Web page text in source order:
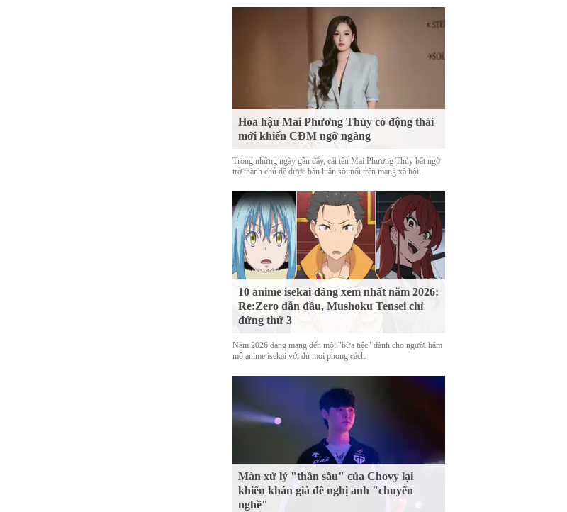
Hoa hậu Mai Phương Thúy có động thái
mới khiến CĐM ngỡ ngàng
Trong những ngày gần đây, cái tên Mai Phương Thúy bất ngờ
trở thành chủ đề được bàn luận sôi nổi trên mạng xã hội.
10 anime isekai đáng xem nhất năm 2026:
Re:Zero dẫn đầu, Mushoku Tensei chỉ
đứng thứ 3
Năm 2026 đang mang đến một "bữa tiệc" dành cho người hâm
mộ anime isekai với đủ mọi phong cách.
Màn xử lý "thần sầu" của Chovy lại
khiến khán giả đề nghị anh "chuyển
nghề"